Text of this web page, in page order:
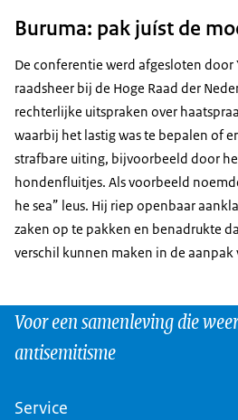
Buruma: pak juíst de
De conferentie werd afgesloten
raadsheer bij de Hoge Raad der
rechterlijke uitspraken over
waarbij het lastig was te bepalen of
strafbare uiting, bijvoorbeeld door
hondenfluitjes. Als voorbeeld
he sea” leus. Hij riep openbaar
zaken op te pakken en benadrukte
verschil kunnen maken in de aanpak
Voor een samenleving die
antisemitisme
Service